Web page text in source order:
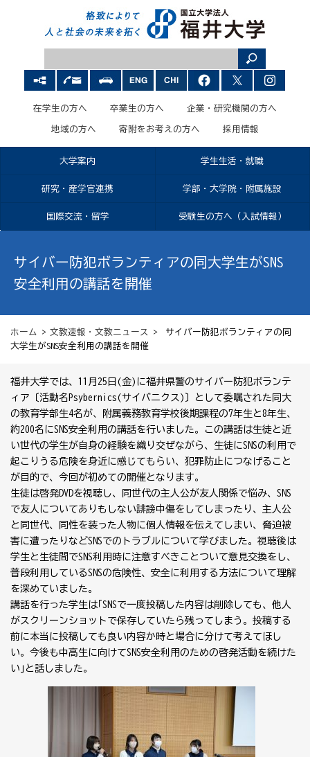
在学生の方へ 卒業生の方へ 企業・研究機関の方へ
地域の方へ 寄附をお考えの方へ 採用情報
大学案内 学生生活・就職
研究・産学官連携 学部・大学院・附属施設
国際交流・留学 受験生の方へ（入試情報）
サイバー防犯ボランティアの同大学生がSNS
安全利用の講話を開催
ホーム > 文教速報・文教ニュース
> サイバー防犯ボランティアの同
大学生がSNS安全利用の講話を開催
福井大学では、11月25日(金)に福井県警のサイバー防犯ボランテ
ィア〔活動名Psybernics(サイバニクス)〕として委嘱された同大
の教育学部生4名が、附属義務教育学校後期課程の7年生と8年生、
約200名にSNS安全利用の講話を行いました。この講話は生徒と近
い世代の学生が自身の経験を織り交ぜながら、生徒にSNSの利用で
起こりうる危険を身近に感じてもらい、犯罪防止につなげること
が目的で、今回が初めての開催となります。
生徒は啓発DVDを視聴し、同世代の主人公が友人関係で悩み、SNS
で友人についてありもしない誹謗中傷をしてしまったり、主人公
と同世代、同性を装った人物に個人情報を伝えてしまい、脅迫被
害に遭ったりなどSNSでのトラブルについて学びました。視聴後は
学生と生徒間でSNS利用時に注意すべきことついて意見交換をし、
普段利用しているSNSの危険性、安全に利用する方法について理解
を深めていました。
講話を行った学生は｢SNSで一度投稿した内容は削除しても、他人
がスクリーンショットで保存していたら残ってしまう。投稿する
前に本当に投稿しても良い内容か時と場合に分けて考えてほし
い。今後も中高生に向けてSNS安全利用のための啓発活動を続けた
い｣と話しました。